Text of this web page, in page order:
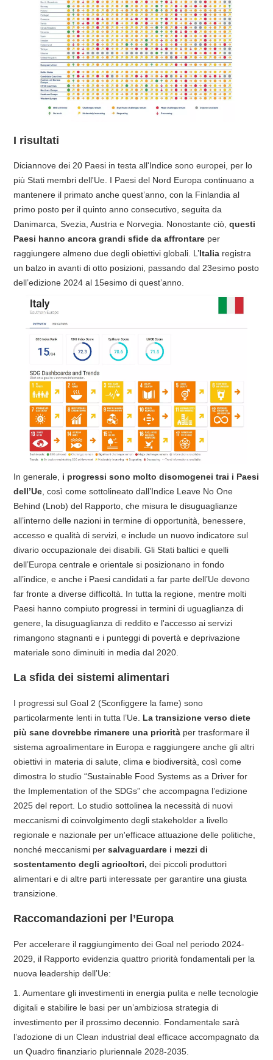
I risultati
Diciannove dei 20 Paesi in testa all'Indice sono europei, per lo
più Stati membri dell'Ue. I Paesi del Nord Europa continuano a
mantenere il primato anche quest’anno, con la Finlandia al
primo posto per il quinto anno consecutivo, seguita da
Danimarca, Svezia, Austria e Norvegia. Nonostante ciò, questi
Paesi hanno ancora grandi sfide da affrontare per
raggiungere almeno due degli obiettivi globali. L’Italia registra
un balzo in avanti di otto posizioni, passando dal 23esimo posto
dell’edizione 2024 al 15esimo di quest’anno.
In generale, i progressi sono molto disomogenei trai i Paesi
dell’Ue , così come sottolineato dall’Indice Leave No One
Behind (Lnob) del Rapporto, che misura le disuguaglianze
all’interno delle nazioni in termine di opportunità, benessere,
accesso e qualità di servizi, e include un nuovo indicatore sul
divario occupazionale dei disabili. Gli Stati baltici e quelli
dell’Europa centrale e orientale si posizionano in fondo
all’indice, e anche i Paesi candidati a far parte dell’Ue devono
far fronte a diverse difficoltà. In tutta la regione, mentre molti
Paesi hanno compiuto progressi in termini di uguaglianza di
genere, la disuguaglianza di reddito e l'accesso ai servizi
rimangono stagnanti e i punteggi di povertà e deprivazione
materiale sono diminuiti in media dal 2020.
La sfida dei sistemi alimentari
I progressi sul Goal 2 (Sconfiggere la fame) sono
particolarmente lenti in tutta l’Ue. La transizione verso diete
più sane dovrebbe rimanere una priorità per trasformare il
sistema agroalimentare in Europa e raggiungere anche gli altri
obiettivi in materia di salute, clima e biodiversità, così come
dimostra lo studio “Sustainable Food Systems as a Driver for
the Implementation of the SDGs” che accompagna l’edizione
2025 del report. Lo studio sottolinea la necessità di nuovi
meccanismi di coinvolgimento degli stakeholder a livello
regionale e nazionale per un'efficace attuazione delle politiche,
nonché meccanismi per salvaguardare i mezzi di
sostentamento degli agricoltori, dei piccoli produttori
alimentari e di altre parti interessate per garantire una giusta
transizione.
Raccomandazioni per l’Europa
Per accelerare il raggiungimento dei Goal nel periodo 2024-
2029, il Rapporto evidenzia quattro priorità fondamentali per la
nuova leadership dell’Ue:
1. Aumentare gli investimenti in energia pulita e nelle tecnologie
digitali e stabilire le basi per un’ambiziosa strategia di
investimento per il prossimo decennio. Fondamentale sarà
l’adozione di un Clean industrial deal efficace accompagnato da
un Quadro finanziario pluriennale 2028-2035.